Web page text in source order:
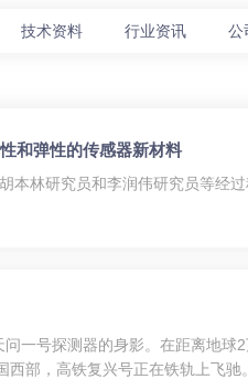
技术资料 行业资讯 公
和弹性的传感器新材料
本林研究员和李润伟研究员等经
一号探测器的身影。在距离地
部，高铁复兴号正在铁轨上飞驰